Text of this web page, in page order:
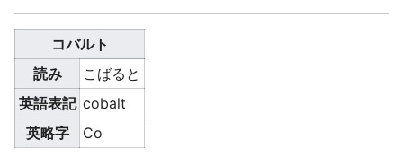
コバルト
読み
こばると
英語表記 cobalt
英略字
Co